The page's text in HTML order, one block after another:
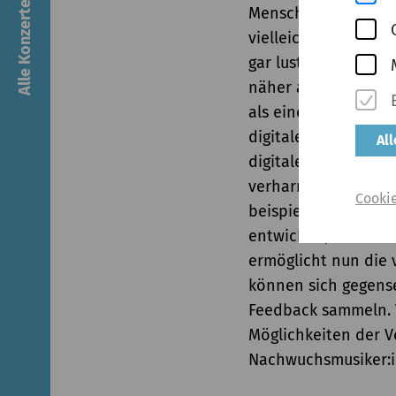
Menschen
vielleicht sogar
gar lustig Seite
näher an die Musik
als eine
digitalen
digitale
verharren. Doch
beispielsweise den
entwickelt, um die
ermöglicht nun die
können sich
Feedback
Möglichkeiten der